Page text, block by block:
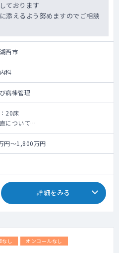
ております
添えるよう努めますのでご相談
西市
科
病棟管理
20床
について
の有無：有り
の当直合計人数：1名
医師の呼出：有り
救急診療業務手当：10万円/回
俸への組入れ：含む
ついて
無：有り
の日直合計人数：1名
医師の呼出：有り
円～1,800万円
詳細をみる
なし オンコールなし